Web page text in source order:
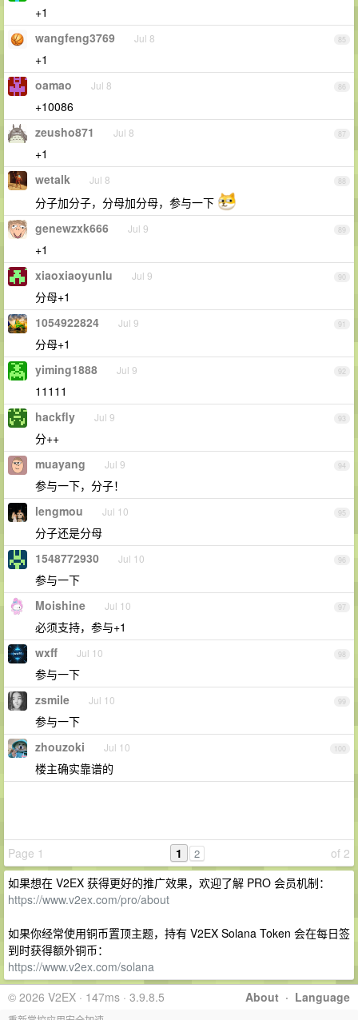
+1
85
wangfeng3769 Jul 8
+1
86
oamao Jul 8
+10086
87
zeusho871 Jul 8
+1
88
wetalk Jul 8
分子加分子，分母加分母，参与一下
89
genewzxk666 Jul 9
+1
90
xiaoxiaoyunlu Jul 9
分母+1
91
1054922824 Jul 9
分母+1
92
yiming1888 Jul 9
11111
93
hackfly Jul 9
分++
94
muayang Jul 9
参与一下，分子！
95
lengmou Jul 10
分子还是分母
96
1548772930 Jul 10
参与一下
97
Moishine Jul 10
必须支持，参与+1
98
wxff Jul 10
参与一下
99
zsmile Jul 10
参与一下
100
zhouzoki Jul 10
楼主确实靠谱的
Page 1 of 2
1 2
如果想在 V2EX 获得更好的推广效果，欢迎了解 PRO 会员机制：
https://www.v2ex.com/pro/about
如果你经常使用铜币置顶主题，持有 V2EX Solana Token 会在每日签
到时获得额外铜币：
https://www.v2ex.com/solana
About · Language
© 2026 V2EX · 147ms · 3.9.8.5